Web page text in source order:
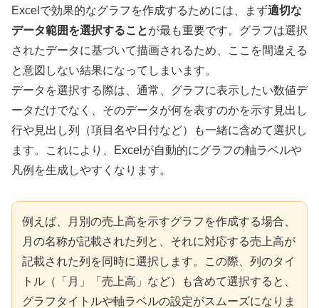
Excelで効果的なグラフを作成するためには、まず適切な
データ範囲を選択することが最も重要です。グラフは選択
されたデータに基づいて描画されるため、ここを間違える
と意図しない結果になってしまいます。
データを選択する際は、通常、グラフに表示したい数値デ
ータだけでなく、そのデータが何を表すのかを示す見出し
行や見出し列（項目名や日付など）も一緒に含めて選択し
ます。これにより、Excelが自動的にグラフの軸ラベルや
凡例を生成しやすくなります。
例えば、月別の売上高を示すグラフを作成する場合、
月の名称が記載された列と、それに対応する売上高が
記載された列を同時に選択します。この際、列のタイ
トル（「月」「売上高」など）も含めて選択すると、
グラフタイトルや軸ラベルの設定がスムーズになりま